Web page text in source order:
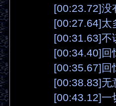
[00:23.72]没
[00:27.64]太
[00:31.63]不
[00:34.40]回
[00:35.67]回
[00:38.83]无
[00:43.12]一